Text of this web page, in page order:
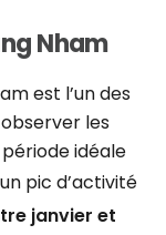
Nham
est l’un des
les
idéale
pic d’activité
janvier et